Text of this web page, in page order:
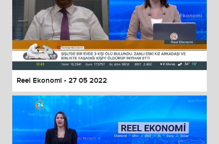
Reel Ekonomi - 27 05 2022